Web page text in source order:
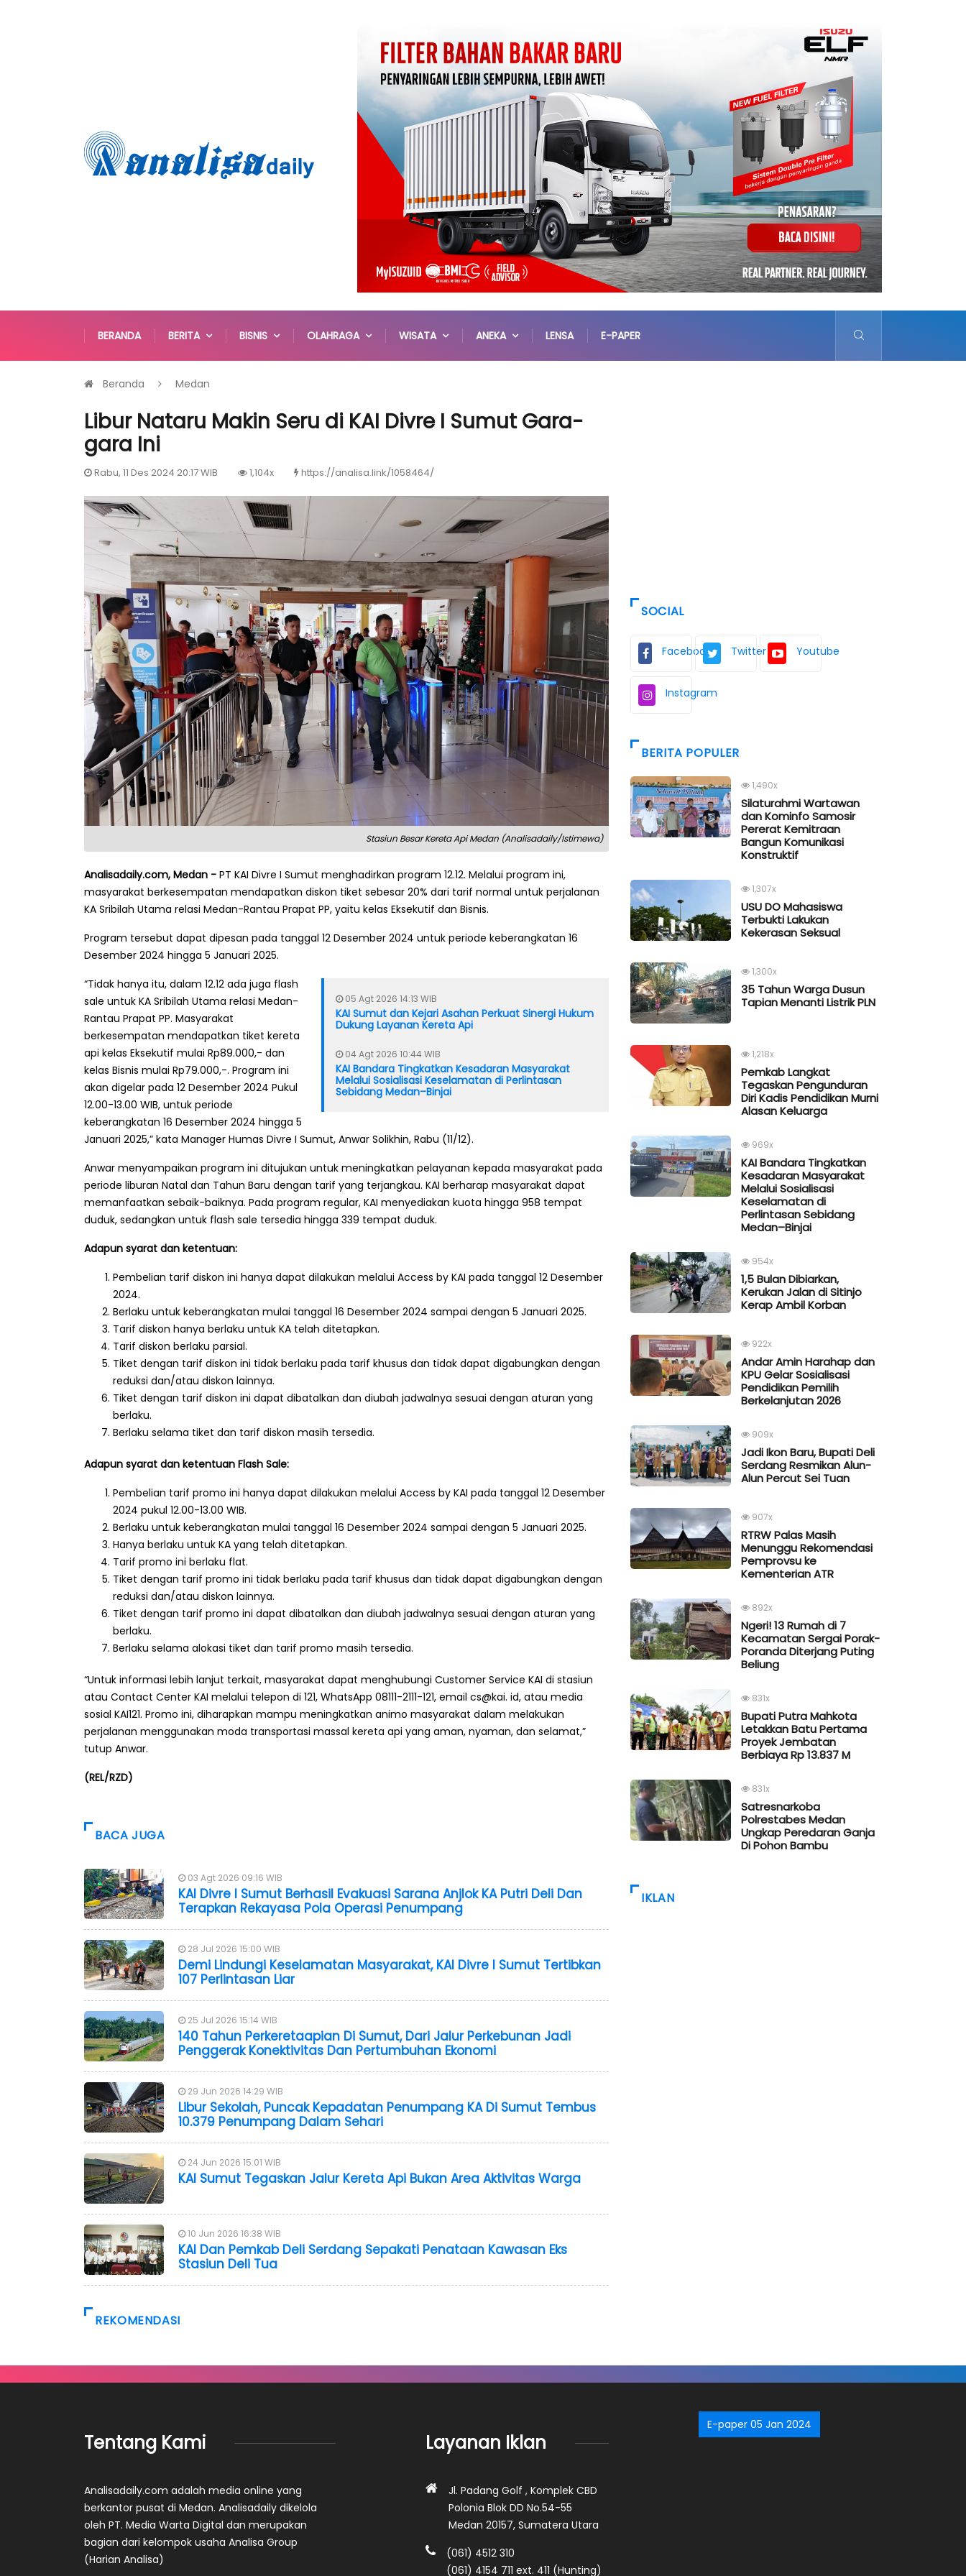
BERANDA BERITA BISNIS OLAHRAGA WISATA ANEKA LENSA E-PAPER
Beranda Medan
Libur Nataru Makin Seru di KAI Divre I Sumut Gara-
gara Ini
Rabu, 11 Des 2024 20:17 WIB 1,104x https://analisa.link/1058464/
Stasiun Besar Kereta Api Medan (Analisadaily/Istimewa)
Analisadaily.com, Medan - PT KAI Divre I Sumut menghadirkan program 12.12. Melalui program ini,
masyarakat berkesempatan mendapatkan diskon tiket sebesar 20% dari tarif normal untuk perjalanan
KA Sribilah Utama relasi Medan-Rantau Prapat PP, yaitu kelas Eksekutif dan Bisnis.
Program tersebut dapat dipesan pada tanggal 12 Desember 2024 untuk periode keberangkatan 16
Desember 2024 hingga 5 Januari 2025.
05 Agt 2026 14:13 WIB
KAI Sumut dan Kejari Asahan Perkuat Sinergi Hukum
Dukung Layanan Kereta Api
04 Agt 2026 10:44 WIB
KAI Bandara Tingkatkan Kesadaran Masyarakat
Melalui Sosialisasi Keselamatan di Perlintasan
Sebidang Medan–Binjai
“Tidak hanya itu, dalam 12.12 ada juga flash
sale untuk KA Sribilah Utama relasi Medan-
Rantau Prapat PP. Masyarakat
berkesempatan mendapatkan tiket kereta
api kelas Eksekutif mulai Rp89.000,- dan
kelas Bisnis mulai Rp79.000,-. Program ini
akan digelar pada 12 Desember 2024 Pukul
12.00-13.00 WIB, untuk periode
keberangkatan 16 Desember 2024 hingga 5
Januari 2025,” kata Manager Humas Divre I Sumut, Anwar Solikhin, Rabu (11/12).
Anwar menyampaikan program ini ditujukan untuk meningkatkan pelayanan kepada masyarakat pada
periode liburan Natal dan Tahun Baru dengan tarif yang terjangkau. KAI berharap masyarakat dapat
memanfaatkan sebaik-baiknya. Pada program regular, KAI menyediakan kuota hingga 958 tempat
duduk, sedangkan untuk flash sale tersedia hingga 339 tempat duduk.
Adapun syarat dan ketentuan:
Pembelian tarif diskon ini hanya dapat dilakukan melalui Access by KAI pada tanggal 12 Desember
2024.
Berlaku untuk keberangkatan mulai tanggal 16 Desember 2024 sampai dengan 5 Januari 2025.
Tarif diskon hanya berlaku untuk KA telah ditetapkan.
Tarif diskon berlaku parsial.
Tiket dengan tarif diskon ini tidak berlaku pada tarif khusus dan tidak dapat digabungkan dengan
reduksi dan/atau diskon lainnya.
Tiket dengan tarif diskon ini dapat dibatalkan dan diubah jadwalnya sesuai dengan aturan yang
berlaku.
Berlaku selama tiket dan tarif diskon masih tersedia.
Adapun syarat dan ketentuan Flash Sale:
Pembelian tarif promo ini hanya dapat dilakukan melalui Access by KAI pada tanggal 12 Desember
2024 pukul 12.00-13.00 WIB.
Berlaku untuk keberangkatan mulai tanggal 16 Desember 2024 sampai dengan 5 Januari 2025.
Hanya berlaku untuk KA yang telah ditetapkan.
Tarif promo ini berlaku flat.
Tiket dengan tarif promo ini tidak berlaku pada tarif khusus dan tidak dapat digabungkan dengan
reduksi dan/atau diskon lainnya.
Tiket dengan tarif promo ini dapat dibatalkan dan diubah jadwalnya sesuai dengan aturan yang
berlaku.
Berlaku selama alokasi tiket dan tarif promo masih tersedia.
“Untuk informasi lebih lanjut terkait, masyarakat dapat menghubungi Customer Service KAI di stasiun
atau Contact Center KAI melalui telepon di 121, WhatsApp 08111-2111-121, email cs@kai. id, atau media
sosial KAI121. Promo ini, diharapkan mampu meningkatkan animo masyarakat dalam melakukan
perjalanan menggunakan moda transportasi massal kereta api yang aman, nyaman, dan selamat,”
tutup Anwar.
(REL/RZD)
BACA JUGA
03 Agt 2026 09:16 WIB
KAI Divre I Sumut Berhasil Evakuasi Sarana Anjlok KA Putri Deli Dan
Terapkan Rekayasa Pola Operasi Penumpang
28 Jul 2026 15:00 WIB
Demi Lindungi Keselamatan Masyarakat, KAI Divre I Sumut Tertibkan
107 Perlintasan Liar
25 Jul 2026 15:14 WIB
140 Tahun Perkeretaapian Di Sumut, Dari Jalur Perkebunan Jadi
Penggerak Konektivitas Dan Pertumbuhan Ekonomi
29 Jun 2026 14:29 WIB
Libur Sekolah, Puncak Kepadatan Penumpang KA Di Sumut Tembus
10.379 Penumpang Dalam Sehari
24 Jun 2026 15:01 WIB
KAI Sumut Tegaskan Jalur Kereta Api Bukan Area Aktivitas Warga
10 Jun 2026 16:38 WIB
KAI Dan Pemkab Deli Serdang Sepakati Penataan Kawasan Eks
Stasiun Deli Tua
REKOMENDASI
SOCIAL
Facebook Twitter Youtube
Instagram
BERITA POPULER
1,490x
Silaturahmi Wartawan
dan Kominfo Samosir
Pererat Kemitraan
Bangun Komunikasi
Konstruktif
1,307x
USU DO Mahasiswa
Terbukti Lakukan
Kekerasan Seksual
1,300x
35 Tahun Warga Dusun
Tapian Menanti Listrik PLN
1,218x
Pemkab Langkat
Tegaskan Pengunduran
Diri Kadis Pendidikan Murni
Alasan Keluarga
969x
KAI Bandara Tingkatkan
Kesadaran Masyarakat
Melalui Sosialisasi
Keselamatan di
Perlintasan Sebidang
Medan–Binjai
954x
1,5 Bulan Dibiarkan,
Kerukan Jalan di Sitinjo
Kerap Ambil Korban
922x
Andar Amin Harahap dan
KPU Gelar Sosialisasi
Pendidikan Pemilih
Berkelanjutan 2026
909x
Jadi Ikon Baru, Bupati Deli
Serdang Resmikan Alun-
Alun Percut Sei Tuan
907x
RTRW Palas Masih
Menunggu Rekomendasi
Pemprovsu ke
Kementerian ATR
892x
Ngeri! 13 Rumah di 7
Kecamatan Sergai Porak-
Poranda Diterjang Puting
Beliung
831x
Bupati Putra Mahkota
Letakkan Batu Pertama
Proyek Jembatan
Berbiaya Rp 13.837 M
831x
Satresnarkoba
Polrestabes Medan
Ungkap Peredaran Ganja
Di Pohon Bambu
IKLAN
Tentang Kami
Analisadaily.com adalah media online yang
berkantor pusat di Medan. Analisadaily dikelola
oleh PT. Media Warta Digital dan merupakan
bagian dari kelompok usaha Analisa Group
(Harian Analisa)
Layanan Iklan
Jl. Padang Golf , Komplek CBD
Polonia Blok DD No.54-55
Medan 20157, Sumatera Utara
(061) 4512 310
(061) 4154 711 ext. 411 (Hunting)
E-paper 05 Jan 2024